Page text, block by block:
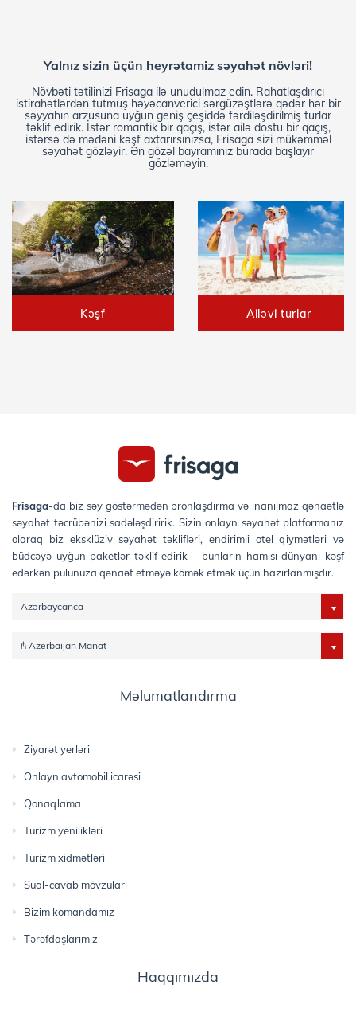
Yalnız sizin üçün heyrətamiz səyahət növləri!
Növbəti tətilinizi Frisaga ilə unudulmaz edin. Rahatlaşdırıcı
istirahətlərdən tutmuş həyəcanverici sərgüzəştlərə qədər hər bir
səyyahın arzusuna uyğun geniş çeşiddə fərdiləşdirilmiş turlar
təklif edirik. İstər romantik bir qaçış, istər ailə dostu bir qaçış,
istərsə də mədəni kəşf axtarırsınızsa, Frisaga sizi mükəmməl
səyahət gözləyir. Ən gözəl bayramınız burada başlayır
gözləməyin.
Kəşf Ailəvi turlar
Frisaga-da biz səy göstərmədən bronlaşdırma və inanılmaz qənaətlə
səyahət təcrübənizi sadələşdiririk. Sizin onlayn səyahət platformanız
olaraq biz eksklüziv səyahət təklifləri, endirimli otel qiymətləri və
büdcəyə uyğun paketlər təklif edirik – bunların hamısı dünyanı kəşf
edərkən pulunuza qənaət etməyə kömək etmək üçün hazırlanmışdır.
Azərbaycanca
₼ Azerbaijan Manat
Məlumatlandırma
Ziyarət yerləri
Onlayn avtomobil icarəsi
Qonaqlama
Turizm yenilikləri
Turizm xidmətləri
Sual-cavab mövzuları
Bizim komandamız
Tərəfdaşlarımız
Haqqımızda